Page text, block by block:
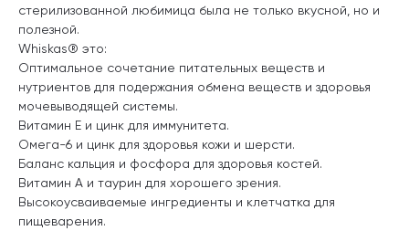
стерилизованной любимица была не только вкусной, но и
полезной.
Whiskas® это:
Оптимальное сочетание питательных веществ и
нутриентов для подержания обмена веществ и здоровья
мочевыводящей системы.
Витамин Е и цинк для иммунитета.
Омега-6 и цинк для здоровья кожи и шерсти.
Баланс кальция и фосфора для здоровья костей.
Витамин А и таурин для хорошего зрения.
Высокоусваиваемые ингредиенты и клетчатка для
пищеварения.